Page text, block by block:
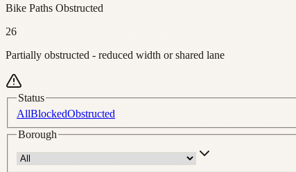
Bike Paths Obstructed
26
Partially obstructed - reduced width or shared lane
Status
AllBlockedObstructed
Borough